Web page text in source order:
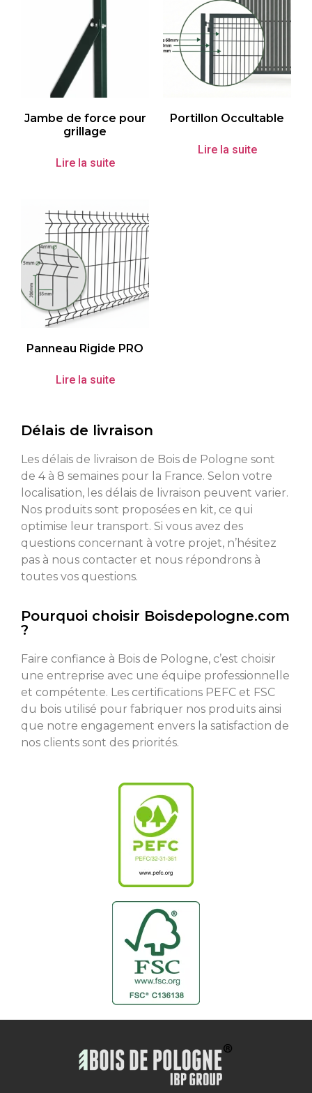
Jambe de force pour
grillage
Lire la suite
Portillon Occultable
Lire la suite
Panneau Rigide PRO
Lire la suite
Délais de livraison
Les délais de livraison de Bois de Pologne sont
de 4 à 8 semaines pour la France. Selon votre
localisation, les délais de livraison peuvent varier.
Nos produits sont proposées en kit, ce qui
optimise leur transport. Si vous avez des
questions concernant à votre projet, n’hésitez
pas à nous contacter et nous répondrons à
toutes vos questions.
Pourquoi choisir Boisdepologne.com
?
Faire confiance à Bois de Pologne, c’est choisir
une entreprise avec une équipe professionnelle
et compétente. Les certifications PEFC et FSC
du bois utilisé pour fabriquer nos produits ainsi
que notre engagement envers la satisfaction de
nos clients sont des priorités.